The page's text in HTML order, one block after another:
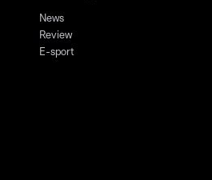
News
Review
E-sport